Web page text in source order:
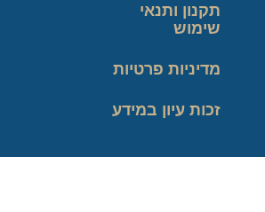
תקנון ותנאי
שימוש
מדיניות פרטיות
זכות עיון במידע